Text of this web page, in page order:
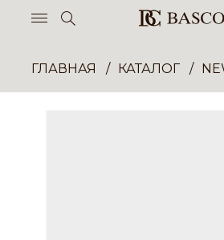
ГЛАВНАЯ КАТАЛОГ